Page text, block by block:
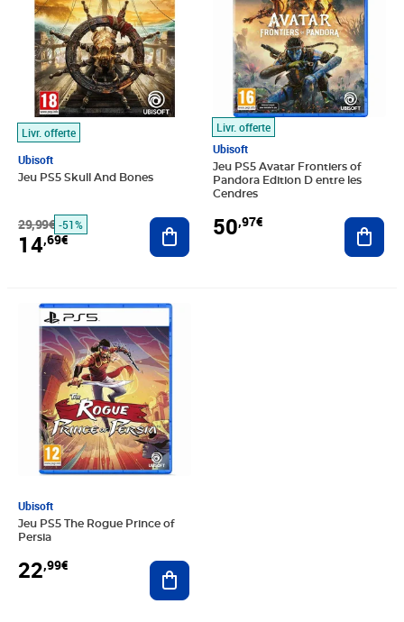
Livr. offerte
Ubisoft
Jeu PS5 Skull And Bones
29,99€ -51%
14,69€
Ajouter au panier
Livr. offerte
Ubisoft
Jeu PS5 Avatar Frontiers of
Pandora Edition D entre les
Cendres
50,97€
Ubisoft
Jeu PS5 The Rogue Prince of
Persia
22,99€
Prix 22,99€
Ajouter au panier